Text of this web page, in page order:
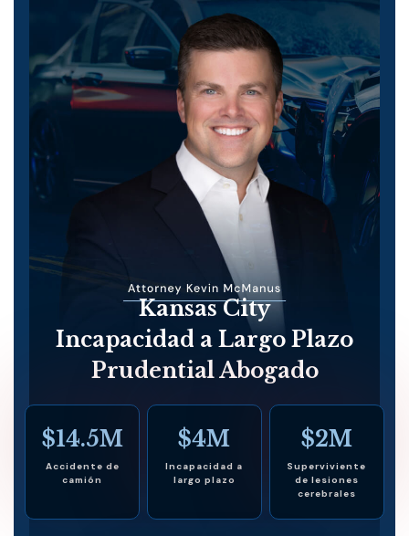
Kansas City
Incapacidad a Largo Plazo
Prudential Abogado
$14.5M
Accidente de
camión
$4M
Incapacidad a
largo plazo
$2M
Superviviente
de lesiones
cerebrales